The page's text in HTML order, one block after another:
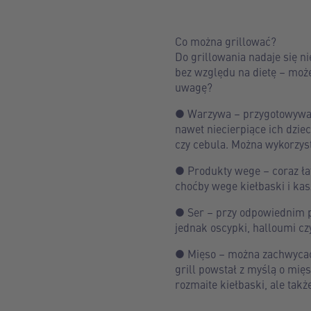
Co można grillować?
Do grillowania nadaje się
bez względu na dietę –
uwagę?
● Warzywa –
nawet niecierpiące ich
czy cebula. Można
● Produkty wege – coraz
choćby wege kiełbaski i
● Ser – przy odpowiednim
jednak oscypki, halloumi
● Mięso – można
grill powstał z myślą o
rozmaite kiełbaski, ale